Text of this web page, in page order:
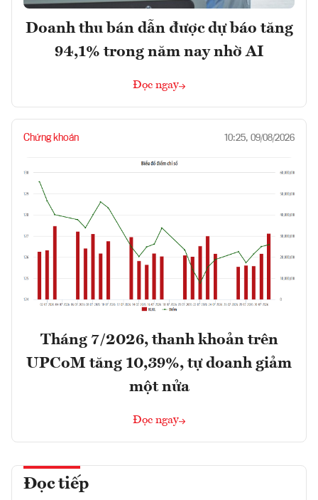
Doanh thu bán dẫn được dự báo tăng
94,1% trong năm nay nhờ AI
Đọc ngay
Chứng khoán 10:25, 09/08/2026
Tháng 7/2026, thanh khoản trên
UPCoM tăng 10,39%, tự doanh giảm
một nửa
Đọc ngay
Đọc tiếp